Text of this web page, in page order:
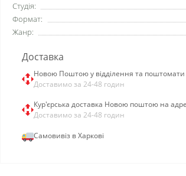
Студія:
Формат:
Жанр:
Доставка
Новою Поштою у відділення та поштомати
Доставимо за 24-48 годин
Кур'єрська доставка Новою поштою на
Доставимо за 24-48 годин
Самовивіз в Харкові